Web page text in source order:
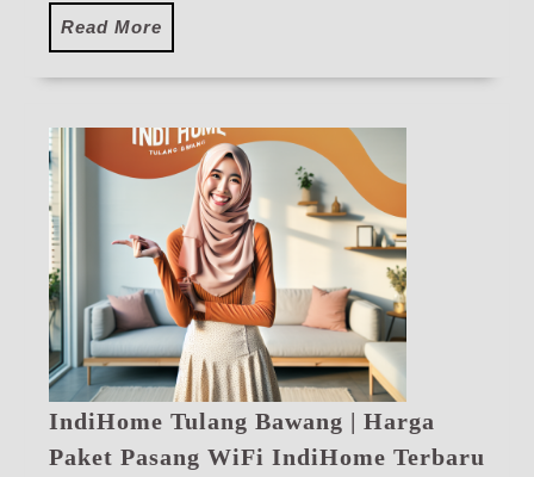
Read More
More
IndiHome Tulang Bawang | Harga
Paket Pasang WiFi IndiHome Terbaru